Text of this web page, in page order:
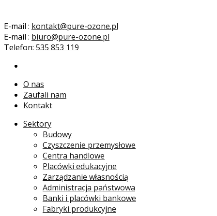
E-mail : kontakt@pure-ozone.pl
E-mail : biuro@pure-ozone.pl
Telefon: 535 853 119
O nas
Zaufali nam
Kontakt
Sektory
Budowy
Czyszczenie przemysłowe
Centra handlowe
Placówki edukacyjne
Zarządzanie własnością
Administracja państwowa
Banki i placówki bankowe
Fabryki produkcyjne